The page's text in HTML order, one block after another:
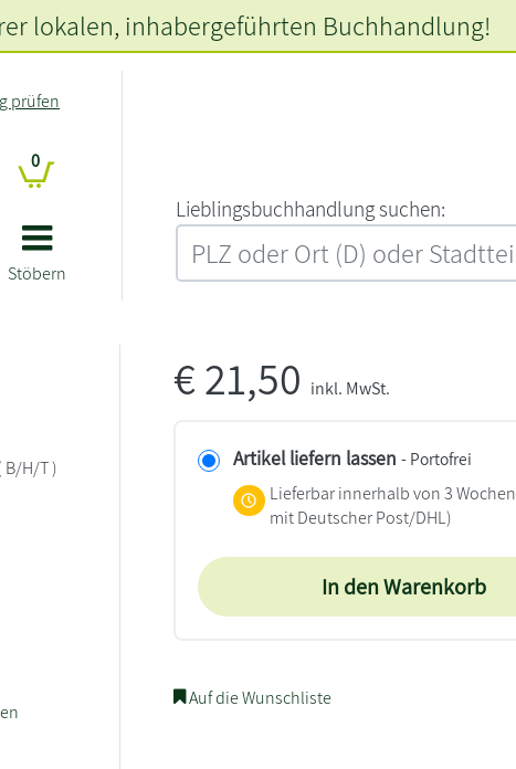
Stöbern
prüfen
0
L‍i‍e‍b‍l‍i‍n‍g‍s‍b‍u‍c‍h‍h‍a‍n‍d‍l‍u‍n‍g‍ ‍s‍u‍c‍h‍e‍n‍:‍
lokalen, inhabergeführten Buchhandlung!
B/H/T )
€21,50 inkl. MwSt.
Artikel liefern lassen - Portofrei
Lieferbar innerhalb von 3 Wochen
mit Deutscher Post/DHL)
In den Warenkorb
Auf die Wunschliste